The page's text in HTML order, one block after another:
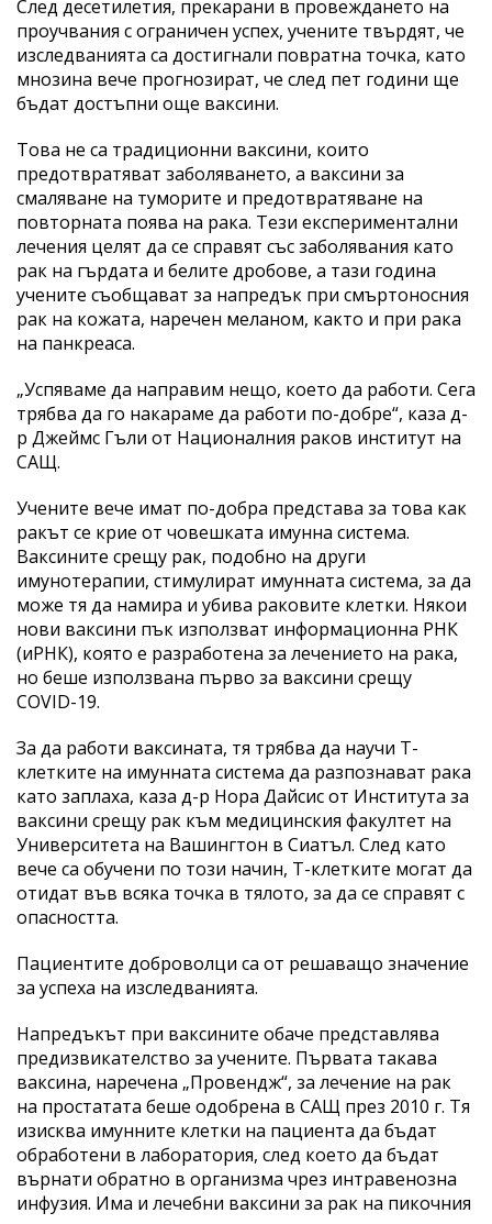
След десетилетия, прекарани в провеждането на
проучвания с ограничен успех, учените твърдят, че
изследванията са достигнали повратна точка, като
мнозина вече прогнозират, че след пет години ще
бъдат достъпни още ваксини.
Това не са традиционни ваксини, които
предотвратяват заболяването, а ваксини за
смаляване на туморите и предотвратяване на
повторната поява на рака. Тези експериментални
лечения целят да се справят със заболявания като
рак на гърдата и белите дробове, а тази година
учените съобщават за напредък при смъртоносния
рак на кожата, наречен меланом, както и при рака
на панкреаса.
„Успяваме да направим нещо, което да работи. Сега
трябва да го накараме да работи по-добре“, каза д-
р Джеймс Гъли от Националния раков институт на
САЩ.
Учените вече имат по-добра представа за това как
ракът се крие от човешката имунна система.
Ваксините срещу рак, подобно на други
имунотерапии, стимулират имунната система, за да
може тя да намира и убива раковите клетки. Някои
нови ваксини пък използват информационна РНК
(иРНК), която е разработена за лечението на рака,
но беше използвана първо за ваксини срещу
COVID-19.
За да работи ваксината, тя трябва да научи Т-
клетките на имунната система да разпознават рака
като заплаха, каза д-р Нора Дайсис от Института за
ваксини срещу рак към медицинския факултет на
Университета на Вашингтон в Сиатъл. След като
вече са обучени по този начин, Т-клетките могат да
отидат във всяка точка в тялото, за да се справят с
опасността.
Пациентите доброволци са от решаващо значение
за успеха на изследванията.
Напредъкът при ваксините обаче представлява
предизвикателство за учените. Първата такава
ваксина, наречена „Провендж“, за лечение на рак
на простатата беше одобрена в САЩ през 2010 г. Тя
изисква имунните клетки на пациента да бъдат
обработени в лаборатория, след което да бъдат
върнати обратно в организма чрез интравенозна
инфузия. Има и лечебни ваксини за рак на пикочния